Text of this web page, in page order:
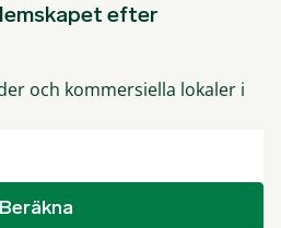
efter
och kommersiella lokaler i
Beräkna